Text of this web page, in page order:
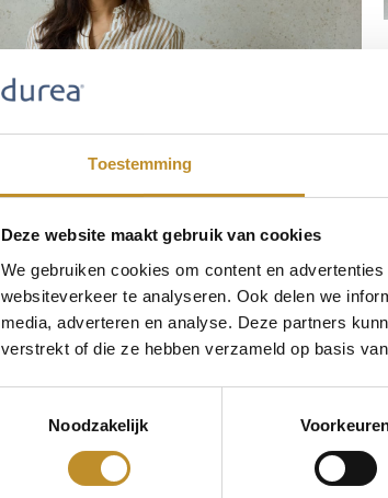
Toestemming
Deze website maakt gebruik van cookies
We gebruiken cookies om content en
websiteverkeer te analyseren. Ook delen we
media, adverteren en analyse. Deze partners
verstrekt of die ze hebben verzameld op basis
Noodzakelijk